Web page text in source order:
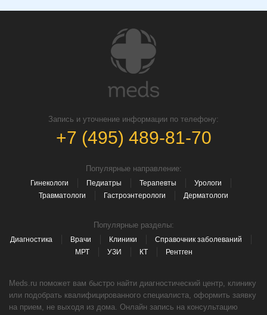
Запись и уточнение информации по телефону:
+7 (495) 489-81-70
Популярные направление:
Гинекологи Педиатры Терапевты
Урологи
Травматологи
Гастроэнтерологи Дерматологи
Популярные разделы:
Диагностика Врачи Клиники
Справочник заболеваний
МРТ
УЗИ КТ Рентген
Meds.ru поможет вам быстро найти диагностический центр, клинику
или подобрать квалифицированного специалиста, оформить заявку
на прием, не выходя из дома. Онлайн запись на консультацию